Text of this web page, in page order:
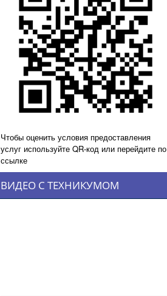
Чтобы оценить условия предоставления
услуг используйте QR-код или перейдите по
ссылке
ВИДЕО С ТЕХНИКУМОМ